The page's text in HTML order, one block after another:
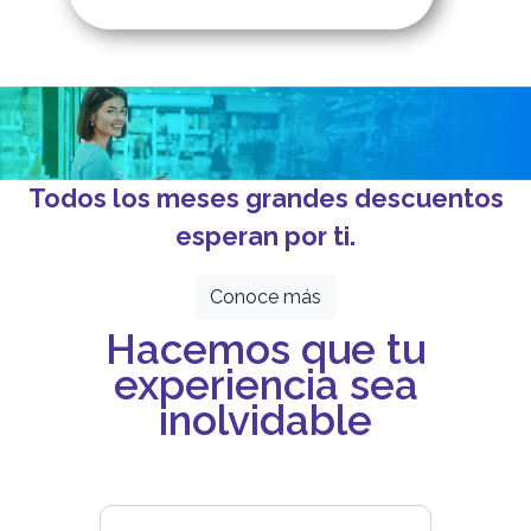
Todos los meses grandes descuentos
esperan por ti.
Conoce más
Hacemos que tu
experiencia sea
inolvidable